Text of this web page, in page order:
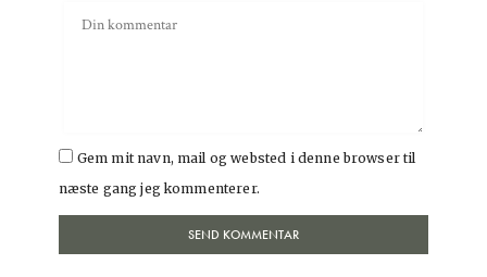
Gem mit navn, mail og websted i denne browser til
næste gang jeg kommenterer.